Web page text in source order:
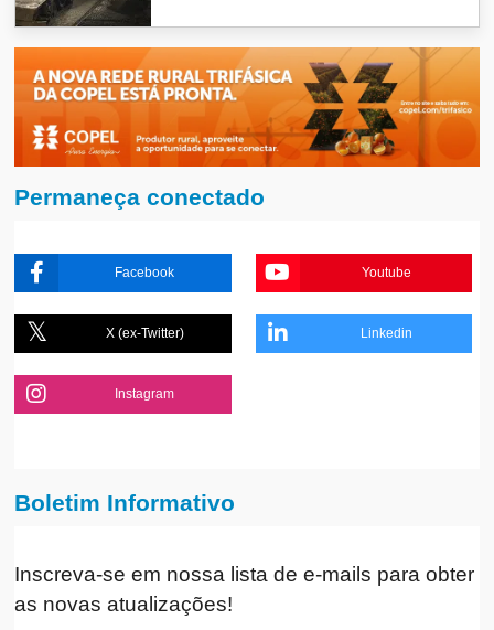
Permaneça conectado
Facebook Youtube
X (ex-Twitter) Linkedin
Instagram
Boletim Informativo
Inscreva-se em nossa lista de e-mails para obter
as novas atualizações!